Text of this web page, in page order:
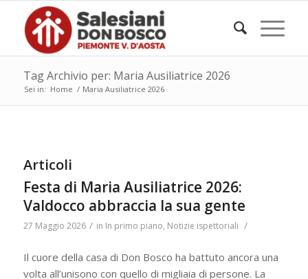
Tag Archivio per: Maria Ausiliatrice 2026
Sei in: Home / Maria Ausiliatrice 2026
Articoli
Festa di Maria Ausiliatrice 2026:
Valdocco abbraccia la sua gente
27 Maggio 2026 / in In primo piano, Notizie ispettoriali /
Il cuore della casa di Don Bosco ha battuto ancora una
volta all’unisono con quello di migliaia di persone. La